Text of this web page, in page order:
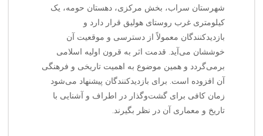
شهرستان سراب، بخش مرکزی، دهستان حومه، یک
کیلومتری غرب روستای هولیق قرار دارد و
بازدیدکنندگان معمولاً از دسترسی و موقعیت آن
خوششان می‌آید. قدمت اثر به قرون اولیه اسلامی
برمی‌گردد و همین موضوع به اهمیت تاریخی و فرهنگی
آن افزوده است. برای بازدیدکنندگان پیشنهاد می‌شود
زمان کافی برای گشت‌وگذار در اطراف و آشنایی با
تاریخ و معماری آن در نظر بگیرند.